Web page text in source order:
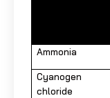
Ammonia
Cyanogen
chloride